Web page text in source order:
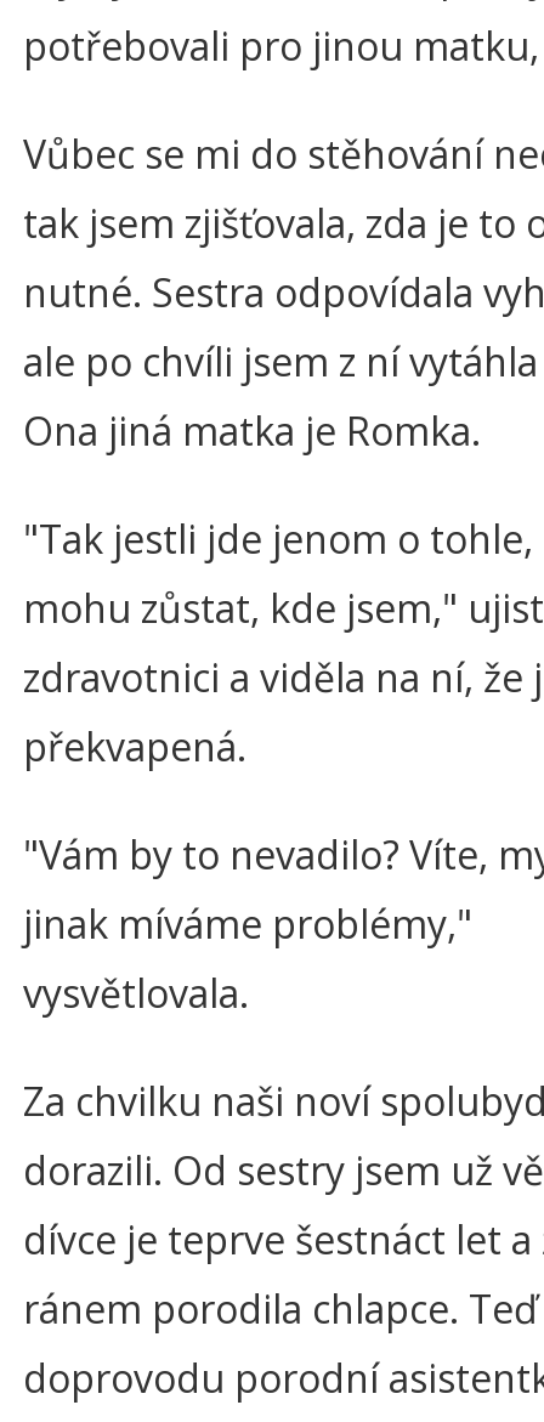
potřebovali pro jinou
Vůbec se mi do stěhování
tak jsem zjišťovala, zda je to
nutné. Sestra odpovídala
ale po chvíli jsem z ní
Ona jiná matka je Romka.
"Tak jestli jde jenom o tohle,
mohu zůstat, kde jsem,"
zdravotnici a viděla na ní, že
překvapená.
"Vám by to nevadilo? Víte,
jinak míváme problémy,"
vysvětlovala.
Za chvilku naši noví
dorazili. Od sestry jsem už
dívce je teprve šestnáct let a
ránem porodila chlapce.
doprovodu porodní